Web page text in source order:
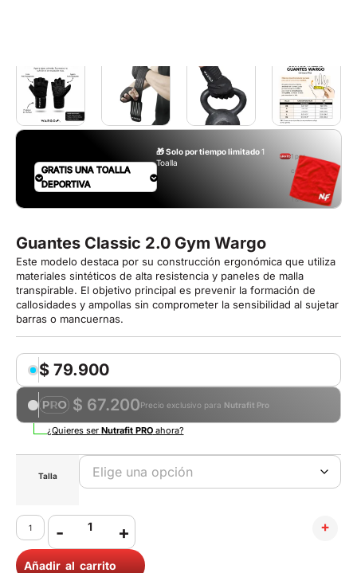
🎁 Solo por tiempo limitado1
Toalla
1 por
compra.
Aplican
T&C
GRATIS UNA TOALLA
DEPORTIVA
Guantes Classic 2.0 Gym Wargo
Este modelo destaca por su construcción ergonómica que utiliza
materiales sintéticos de alta resistencia y paneles de malla
transpirable. El objetivo principal es prevenir la formación de
callosidades y ampollas sin comprometer la sensibilidad al sujetar
barras o mancuernas.
$ 79.900
$ 67.200Precio exclusivo para Nutrafit Pro
¿Quieres ser Nutrafit PROahora?
Talla
- +
Añadir al carrito